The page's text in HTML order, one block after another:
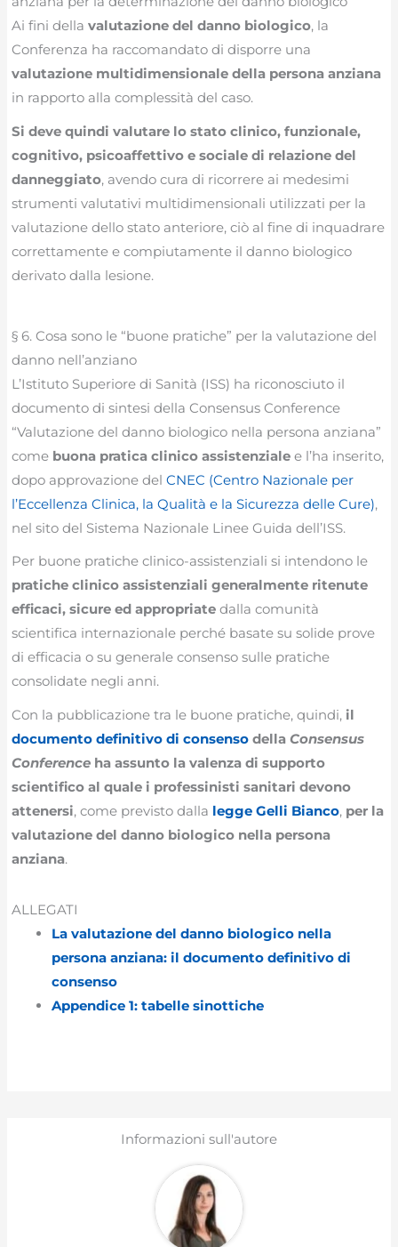
Ai fini dellavalutazione del danno biologico, la
Conferenza ha raccomandato di disporre una
valutazione multidimensionale della persona anziana
in rapporto alla complessità del caso.
Si deve quindi valutare lo stato clinico, funzionale,
cognitivo, psicoaffettivo e sociale di relazione del
danneggiato, avendo cura di ricorrere ai medesimi
strumenti valutativi multidimensionali utilizzati per la
valutazione dello stato anteriore, ciò al fine di inquadrare
correttamente e compiutamente il danno biologico
derivato dalla lesione.
§ 6. Cosa sono le “buone pratiche” per la valutazione del
danno nell’anziano
L’Istituto Superiore di Sanità (ISS) ha riconosciuto il
documento di sintesi della Consensus Conference
“Valutazione del danno biologico nella persona anziana”
come buona pratica clinico assistenziale e l’ha inserito,
dopo approvazione delCNEC (Centro Nazionale per
l’Eccellenza Clinica, la Qualità e la Sicurezza delle Cure),
nel sito del Sistema Nazionale Linee Guida dell’ISS.
Per buone pratiche clinico-assistenziali si intendono le
pratiche clinico assistenziali generalmente ritenute
efficaci, sicure ed appropriate dalla comunità
scientifica internazionale perché basate su solide prove
di efficacia o su generale consenso sulle pratiche
consolidate negli anni.
Con la pubblicazione tra le buone pratiche, quindi, il
documento definitivo di consenso dellaConsensus
Conference ha assunto la valenza di supporto
scientifico al quale i professinisti sanitari devono
attenersi, come previsto dalla legge Gelli Bianco, per la
valutazione del danno biologico nella persona
anziana.
ALLEGATI
La valutazione del danno biologico nella
persona anziana: il documento definitivo di
consenso
Appendice 1: tabelle sinottiche
Informazioni sull'autore